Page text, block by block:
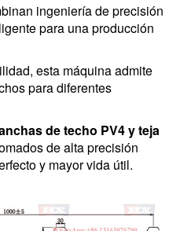
ingeniería de precisión
para una producción
esta máquina admite
para diferentes
de techo PV4 y teja
de alta precisión
y mayor vida útil.